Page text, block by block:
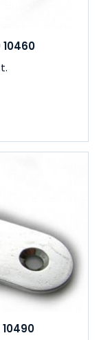
10460
10490